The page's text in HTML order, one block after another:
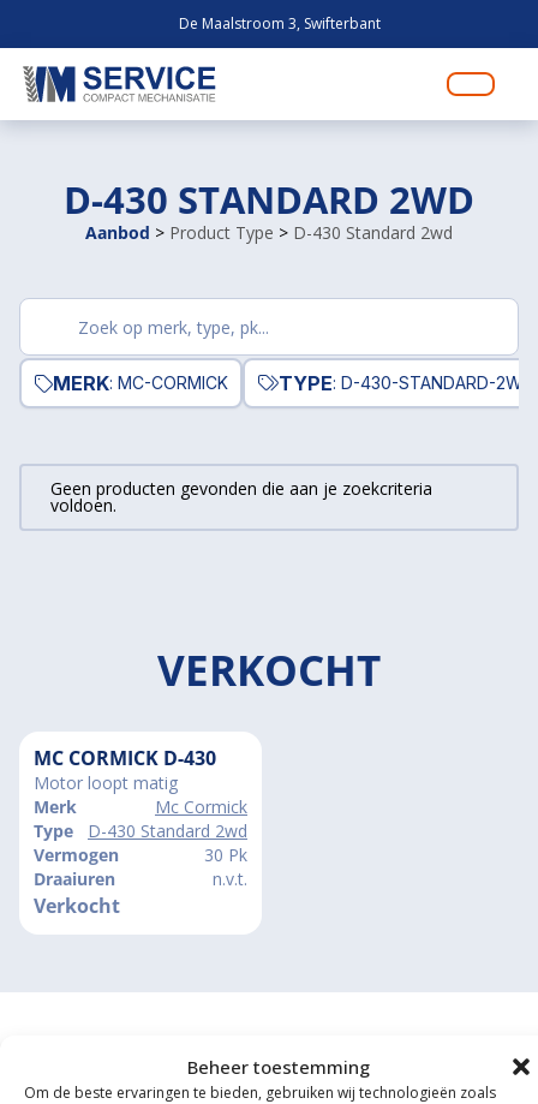
Beheer toestemming
Om de beste ervaringen te bieden, gebruiken wij technologieën zoals
De Maalstroom 3, Swifterbant
D-430 STANDARD 2WD
Aanbod > Product Type > D-430 Standard 2wd
producten
MERK: MC-CORMICK TYPE: D-430-STANDARD-2WD
Geen producten gevonden die aan je zoekcriteria
voldoen.
VERKOCHT
MC CORMICK D-430
Motor loopt matig
Merk
Mc Cormick
Type
D-430 Standard 2wd
Vermogen
30 Pk
Draaiuren
n.v.t.
Verkocht